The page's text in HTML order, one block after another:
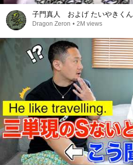
子門真人 およげ たいやきくん
Dragon Zeron • 2M views